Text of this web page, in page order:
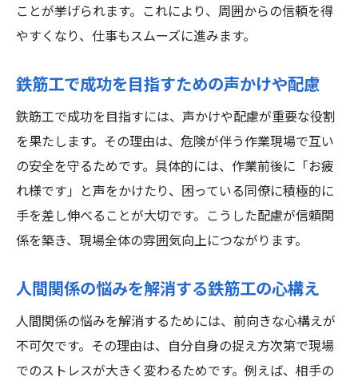
ことが挙げられます。これにより、周囲からの信頼を得
やすくなり、仕事もスムーズに進みます。
鉄筋工で成功を目指すための声かけや配慮
鉄筋工で成功を目指すには、声かけや配慮が重要な役割
を果たします。その理由は、危険が伴う作業現場で互い
の安全を守るためです。具体的には、作業前後に「お疲
れ様です」と声をかけたり、困っている同僚に積極的に
手を差し伸べることが大切です。こうした配慮が信頼関
係を築き、現場全体の雰囲気向上につながります。
人間関係の悩みを解消する鉄筋工の心構え
人間関係の悩みを解消するためには、前向きな心構えが
不可欠です。その理由は、自分自身の捉え方次第で現場
でのストレスが大きく変わるためです。例えば、相手の